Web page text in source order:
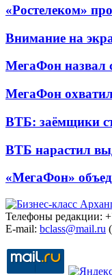
«Ростелеком»
Внимание на
МегаФон назвал
МегаФон
ВТБ: заёмщики
ВТБ нарастил
«МегаФон»
Телефоны редакции:
E-mail: bclass@mail.ru